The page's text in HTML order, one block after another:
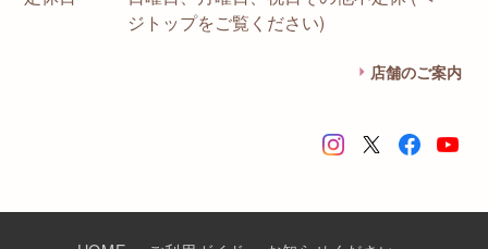
ジトップをご覧ください)
店舗のご案内